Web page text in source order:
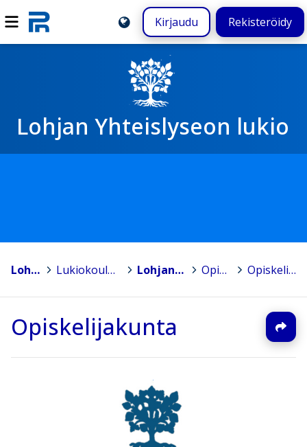
Kirjaudu Rekisteröidy
Lohjan Yhteislyseon lukio
Lohja, Lojo > Lukiokoulutus - Gymnasieutbildning > Lohjan Yhteislyseon lukio > Opiskelijoille > Opiskelijakunta
Opiskelijakunta